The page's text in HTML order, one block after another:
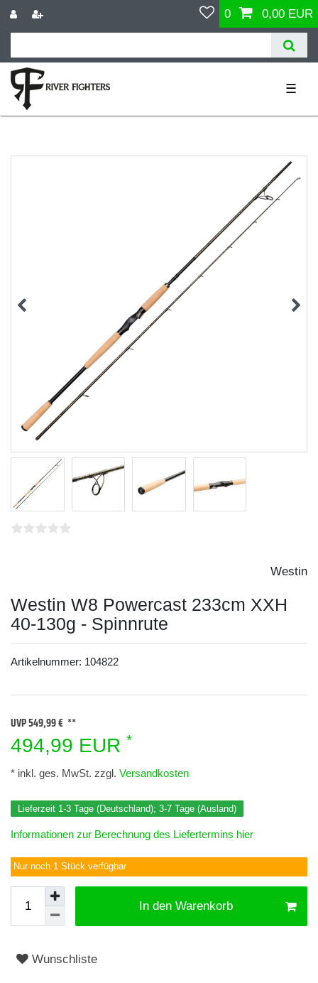
0 0,00 EUR
☰
Westin
Westin W8 Powercast 233cm XXH
40-130g - Spinnrute
Artikelnummer: 104822
UVP 549,99 €
494,99 EUR *
* inkl. ges. MwSt. zzgl. Versandkosten
Lieferzeit 1-3 Tage (Deutschland); 3-7 Tage (Ausland)
Informationen zur Berechnung des Liefertermins hier
Nur noch 1 Stück verfügbar
In den Warenkorb
Wunschliste